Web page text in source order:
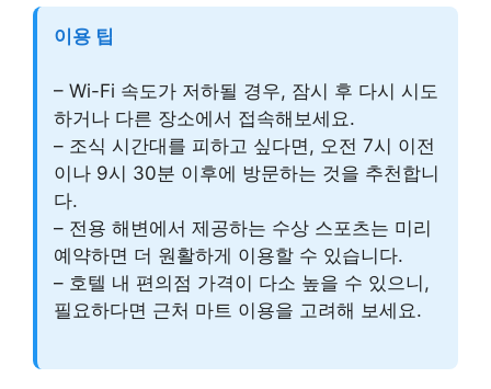
이용 팁
– Wi-Fi 속도가 저하될 경우, 잠시 후 다시 시도
하거나 다른 장소에서 접속해보세요.
– 조식 시간대를 피하고 싶다면, 오전 7시 이전
이나 9시 30분 이후에 방문하는 것을 추천합니
다.
– 전용 해변에서 제공하는 수상 스포츠는 미리
예약하면 더 원활하게 이용할 수 있습니다.
– 호텔 내 편의점 가격이 다소 높을 수 있으니,
필요하다면 근처 마트 이용을 고려해 보세요.